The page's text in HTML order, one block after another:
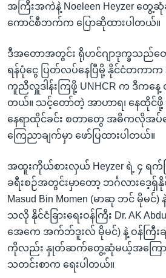
အကြီးအကဲနဲ့ Noeleen Heyzer တွေ့
ကောင်စီဘက်က ပြောဆိုထားပါတယ်။
ဒီအတောအတွင်း ရိုဟင်ဂျာဒုက္ခသ
ရန်ပုံငွေ ပြတ်လပ်နေပြီမို့ နိုင်ငံတကာ
ကူညီလှူဒါန်းကြဖို့ UNHCR က ဒီကနေ့
တယ်။ သင့်တော်တဲ့ အာဟာရ၊ နေထိုင်
နေရာထိုင်ခင်း စတာတွေ အဓိကလိုအပ်နေ
ကြေညာချက်မှာ ဖော်ပြထားပါတယ်။
အထူးကိုယ်စားလှယ် Heyzer ရဲ့ ၄ ရက်က
ခရီးစဉ်အတွင်းမှာတော့ ဘင်္ဂလားဒေ့ရှ်နို
Masud Bin Momen (မာဆု ဘင် မိုမ
သလို နိုင်ငံခြားရေးဝန်ကြီး Dr. AK
အေကေ အက်ဘ်ဒူးလ် မိုမင်) နဲ့ ဝန်ကြီးချု
ကိုလည်း နှုတ်ဆက်တွေ့ဆုံမယ့်အကြောင်း
သတင်းစာက ရေးပါတယ်။